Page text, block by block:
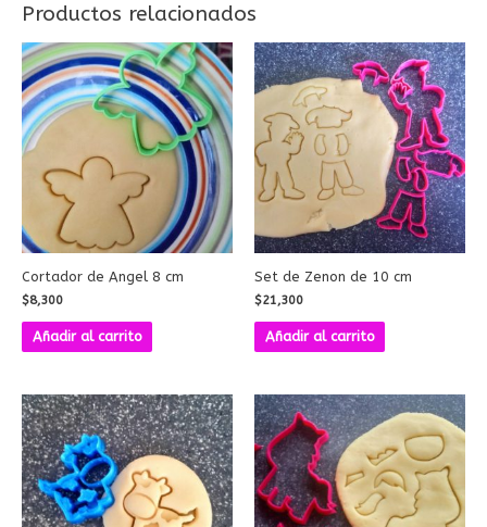
Productos relacionados
Cortador de Angel 8 cm
$8,300
Añadir al carrito
Set de Zenon de 10 cm
$21,300
Añadir al carrito